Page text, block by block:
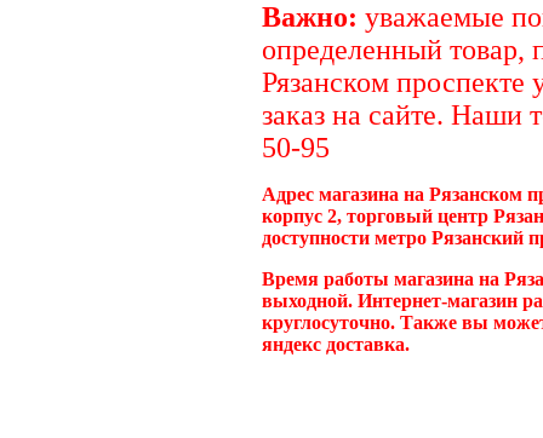
Важно: уважаемые
определенный товар,
Рязанском проспекте
заказ на сайте. Наши
50-95
Адрес магазина на Рязанском
корпус 2, торговый центр
доступности метро Рязанский
Время работы магазина на
выходной. Интернет-магазин
круглосуточно. Также вы
яндекс доставка.